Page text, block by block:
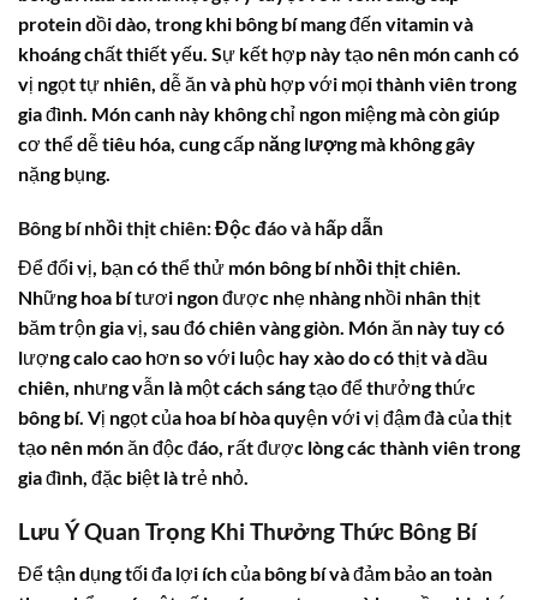
protein dồi dào, trong khi bông bímang đến vitamin và
khoáng chất thiết yếu. Sự kết hợp này tạo nên món canh có
vị ngọt tự nhiên, dễ ăn và phù hợp với mọi thành viên trong
gia đình. Món canh này không chỉ ngon miệng mà còn giúp
cơ thể dễ tiêu hóa, cung cấp năng lượngmà không gây
nặng bụng.
Bông bí nhồi thịt chiên: Độc đáo và hấp dẫn
Để đổi vị, bạn có thể thử món bông bí nhồi thịt chiên.
Nhữnghoa bítươi ngon được nhẹ nhàng nhồi nhân thịt
băm trộn gia vị, sau đó chiên vàng giòn. Món ăn này tuy có
lượngcalocao hơn so với luộc hay xào do có thịt và dầu
chiên, nhưng vẫn là một cách sáng tạo để thưởng thức
bông bí. Vị ngọt của hoa bíhòa quyện với vị đậm đà của thịt
tạo nên món ăn độc đáo, rất được lòng các thành viên trong
gia đình, đặc biệt là trẻ nhỏ.
Lưu Ý Quan Trọng Khi Thưởng Thức Bông Bí
Để tận dụng tối đa lợi ích của bông bívà đảm bảo an toàn